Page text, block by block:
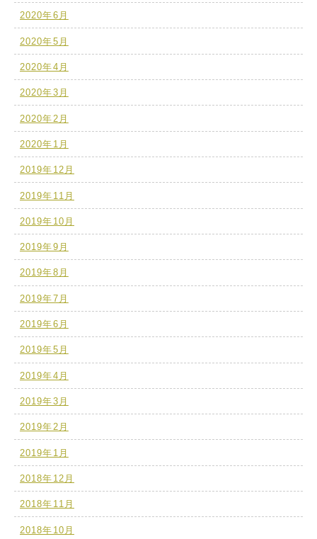
2020年6月
2020年5月
2020年4月
2020年3月
2020年2月
2020年1月
2019年12月
2019年11月
2019年10月
2019年9月
2019年8月
2019年7月
2019年6月
2019年5月
2019年4月
2019年3月
2019年2月
2019年1月
2018年12月
2018年11月
2018年10月